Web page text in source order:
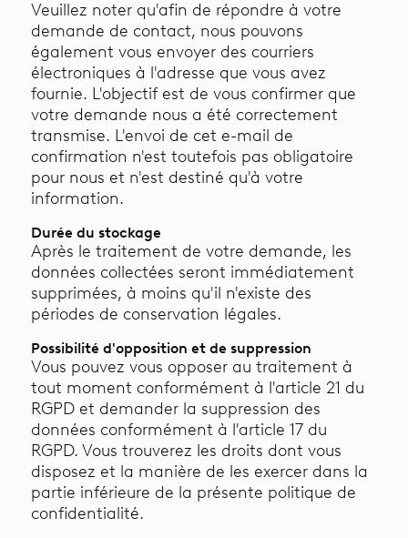
Veuillez noter qu'afin de répondre à votre
demande de contact, nous pouvons
également vous envoyer des courriers
électroniques à l'adresse que vous avez
fournie. L'objectif est de vous confirmer que
votre demande nous a été correctement
transmise. L'envoi de cet e-mail de
confirmation n'est toutefois pas obligatoire
pour nous et n'est destiné qu'à votre
information.
Durée du stockage
Après le traitement de votre demande, les
données collectées seront immédiatement
supprimées, à moins qu'il n'existe des
périodes de conservation légales.
Possibilité d'opposition et de suppression
Vous pouvez vous opposer au traitement à
tout moment conformément à l'article 21 du
RGPD et demander la suppression des
données conformément à l'article 17 du
RGPD. Vous trouverez les droits dont vous
disposez et la manière de les exercer dans la
partie inférieure de la présente politique de
confidentialité.